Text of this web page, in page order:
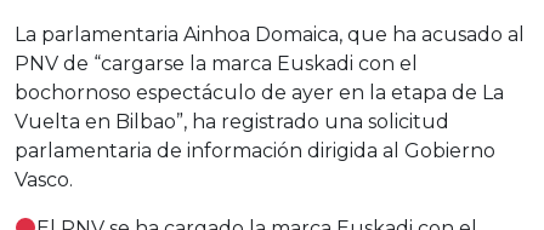
La parlamentaria Ainhoa Domaica, que ha acusado al
PNV de “cargarse la marca Euskadi con el
bochornoso espectáculo de ayer en la etapa de La
Vuelta en Bilbao”, ha registrado una solicitud
parlamentaria de información dirigida al Gobierno
Vasco.